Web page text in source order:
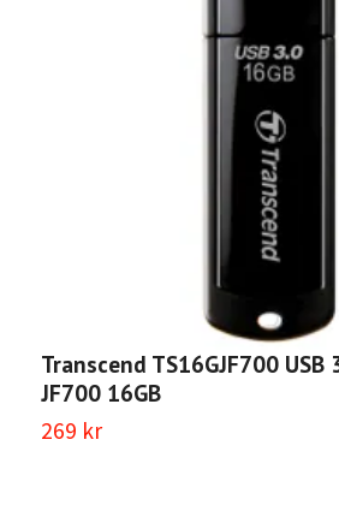
Transcend TS16GJF700 USB
JF700 16GB
269 kr